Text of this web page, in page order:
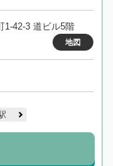
1-42-3 道ビル5階
地図